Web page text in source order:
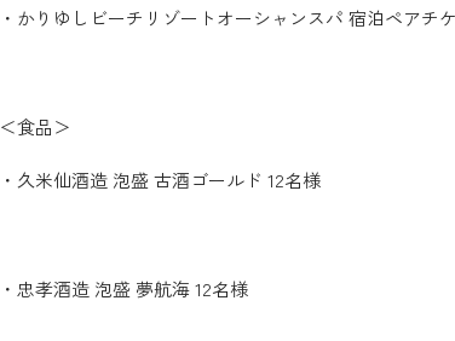
・かりゆしビーチリゾートオーシャンスパ 宿泊ペアチ
＜食品＞
・久米仙酒造 泡盛 古酒ゴールド 12名様
・忠孝酒造 泡盛 夢航海 12名様